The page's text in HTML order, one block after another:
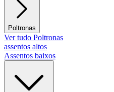
Poltronas
Ver tudo Poltronas
assentos altos
Assentos baixos